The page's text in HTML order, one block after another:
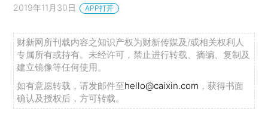
2019年11月30日 APP打开
财新网所刊载内容之知识产权为财新传媒及/或相关权利人
专属所有或持有。未经许可，禁止进行转载、摘编、复制及
建立镜像等任何使用。
如有意愿转载，请发邮件至hello@caixin.com ，获得书面
确认及授权后，方可转载。